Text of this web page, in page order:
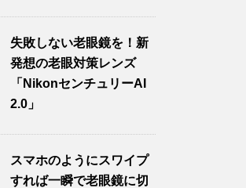
失敗しない老眼鏡を！新
発想の老眼対策レンズ
「NikonセンチュリーAI
2.0」
スマホのようにスワイプ
すれば一瞬で老眼鏡に切